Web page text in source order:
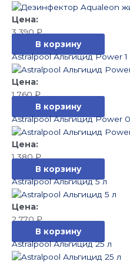
3 390₽
В корзину
Astralpool Альгицид Power 1
1 760₽
В корзину
Astralpool Альгицид Power
1 380₽
В корзину
Astralpool Альгицид 5 л
2 770₽
В корзину
Astralpool Альгицид 25 л